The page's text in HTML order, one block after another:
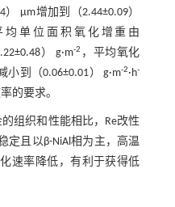
） μm增加到（2.44±0.09）
均单位面积氧化增重由
） g·m-2 ，平均氧化
小到（0.06±0.01） g·m-2·h-
的要求。
的组织和性能相比，Re改性
定且以β-NiAl相为主，高温
速率降低，有利于获得低